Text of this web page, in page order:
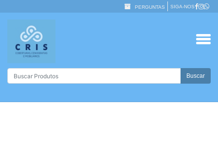
PERGUNTAS SIGA-NOS
Buscar